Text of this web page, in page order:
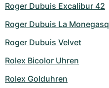
Roger Dubuis Excalibur 42
Roger Dubuis La
Roger Dubuis Velvet
Rolex Bicolor Uhren
Rolex Golduhren